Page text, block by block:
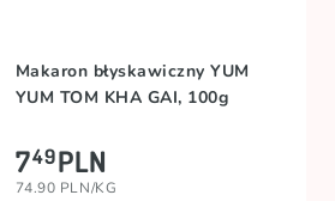
Makaron błyskawiczny YUM
YUM TOM KHA GAI, 100g
749PLN
74.90 PLN/KG